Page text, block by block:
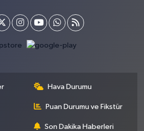
Hava Durumu
Puan Durumu ve Fikstür
Son Dakika Haberleri